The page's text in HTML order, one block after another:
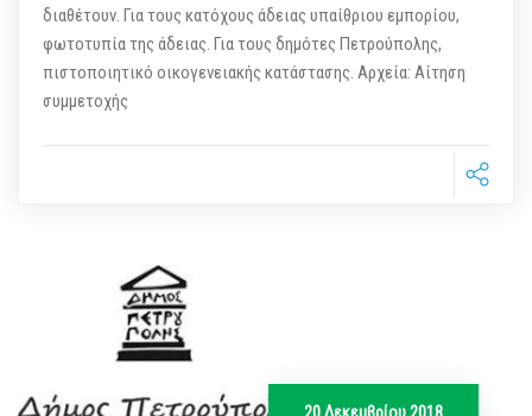
διαθέτουν. Για τους κατόχους άδειας υπαίθριου εμπορίου,
φωτοτυπία της άδειας. Για τους δημότες Πετρούπολης,
πιστοποιητικό οικογενειακής κατάστασης. Αρχεία: Αίτηση
συμμετοχής